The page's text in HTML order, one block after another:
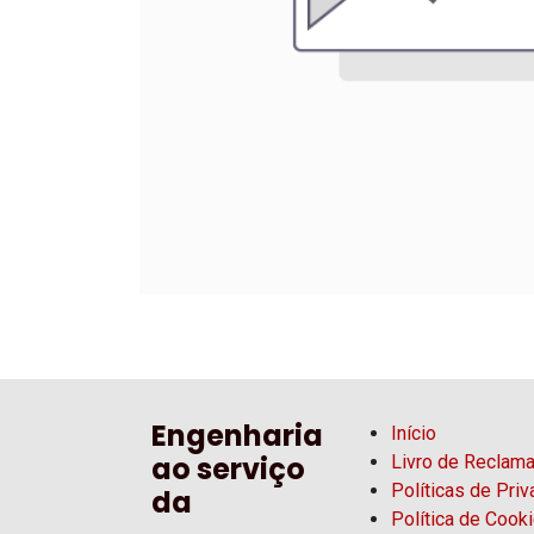
Engenharia
ao serviço
da
Início
Livro de
Políticas de
Política de